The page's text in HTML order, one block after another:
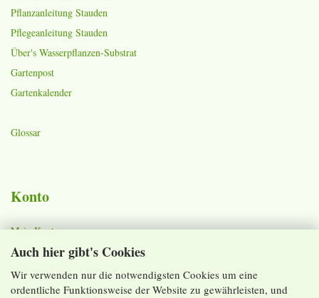
Auch hier gibt's Cookies
Wir verwenden nur die notwendigsten Cookies um eine
ordentliche Funktionsweise der Website zu gewährleisten, und
Pflanzanleitung Stauden
Pflegeanleitung Stauden
Über's Wasserpflanzen-Substrat
Gartenpost
Gartenkalender
Glossar
Konto
Mein Konto
Warenkorb
Merkzettel
Lieferzeiten und Versandkosten